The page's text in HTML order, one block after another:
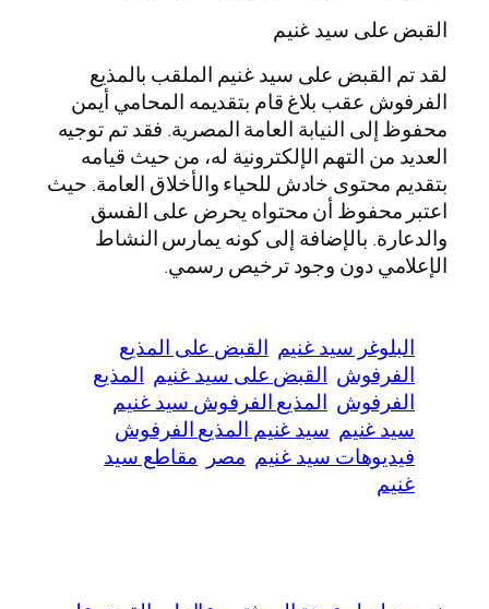
القبض على سيد غنيم
لقد تم القبض على سيد غنيم الملقب بالمذيع
الفرفوش عقب بلاغ قام بتقديمه المحامي أيمن
محفوظ إلى النيابة العامة المصرية. فقد تم توجيه
العديد من التهم الإلكترونية له، من حيث قيامه
بتقديم محتوى خادش للحياء والأخلاق العامة. حيث
اعتبر محفوظ أن محتواه يحرض على الفسق
والدعارة. بالإضافة إلى كونه يمارس النشاط
الإعلامي دون وجود ترخيص رسمي.
البلوغر سيد غنيم القبض على المذيع
الفرفوش القبض على سيد غنيم المذيع
الفرفوش المذيع الفرفوش سيد غنيم
سيد غنيم سيد غنيم المذيع الفرفوش
فيديوهات سيد غنيم مصر مقاطع سيد
غنيم